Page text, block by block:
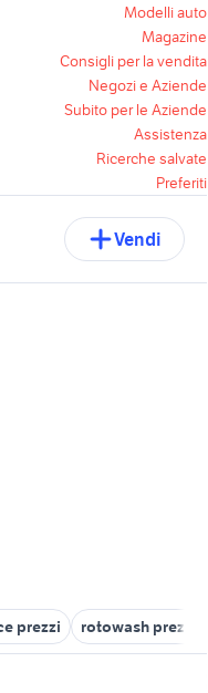
Modelli auto
Magazine
Consigli per la vendita
Negozi e Aziende
Subito per le Aziende
Assistenza
Ricerche salvate
Preferiti
Vendi
prezzi rotowash prezzi